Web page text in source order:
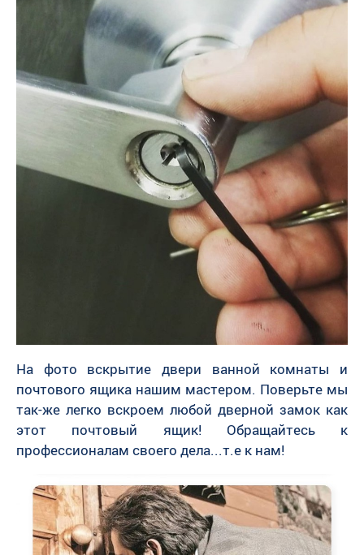
На фото вскрытие двери ванной комнаты и
почтового ящика нашим мастером. Поверьте мы
так-же легко вскроем любой дверной замок как
этот почтовый ящик! Обращайтесь к
профессионалам своего дела...т.е к нам!